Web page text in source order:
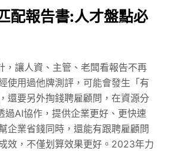
配報告書:人才盤點必
讓人資、主管、老闆看報告不再
使用過他牌測評，可能會發生「有
還要另外掏錢聘雇顧問，在資源分
AI協作，提供企業更好、更快速
企業省錢同時，還能有跟聘雇顧問
效，不僅划算效果更好。2023年力